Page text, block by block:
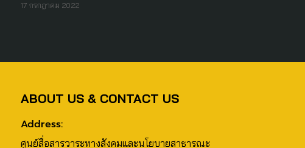
17 กรกฎาคม 2022
ABOUT US & CONTACT US
Address:
ศูนย์สื่อสารวาระทางสังคมและนโยบายสาธารณะ